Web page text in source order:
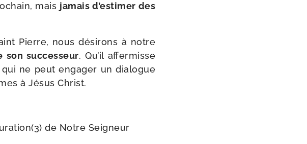
mais jamais d’estimer des
Pierre, nous dési­rons à notre
son suc­ces­seur. Qu’il affer­misse
ne peut enga­ger un dia­logue
à Jésus Christ.
de Notre Seigneur